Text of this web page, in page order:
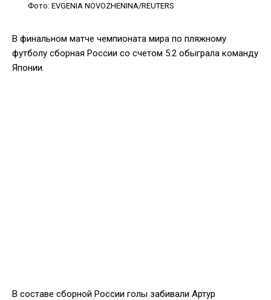
Фото: EVGENIA NOVOZHENINA/REUTERS
В финальном матче чемпионата мира по пляжному
футболу сборная России со счетом 5:2 обыграла команду
Японии.
В составе сборной России голы забивали Артур